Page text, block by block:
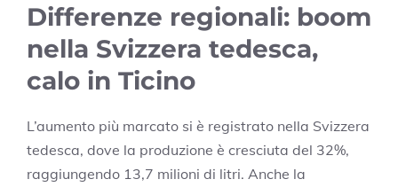
Differenze regionali: boom
nella Svizzera tedesca,
calo in Ticino
L’aumento più marcato si è registrato nella Svizzera
tedesca, dove la produzione è cresciuta del 32%,
raggiungendo 13,7 milioni di litri. Anche la